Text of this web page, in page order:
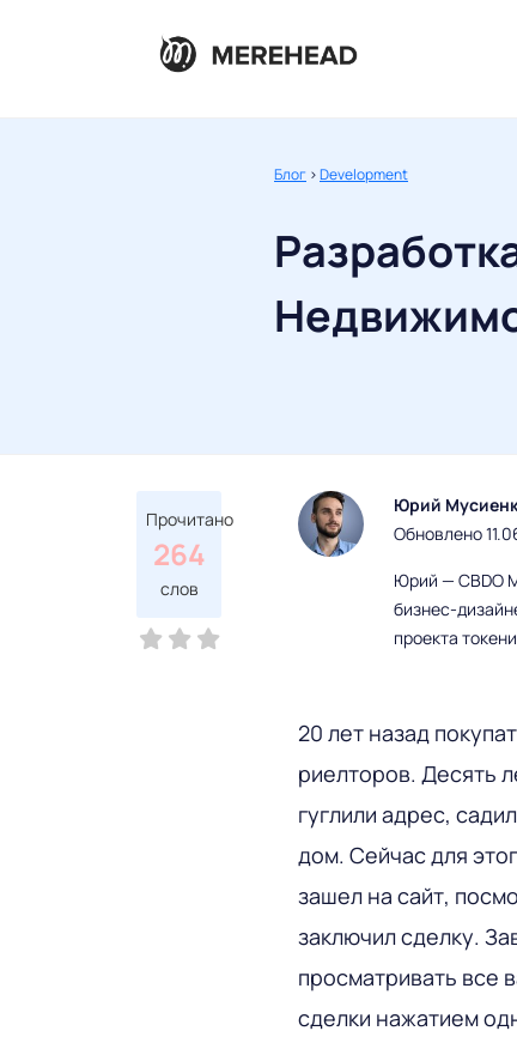
Блог >Development
Прочитано
264
слов
Юрий
Обновлено
Юрий — CBDO
бизнес-
проекта
20 лет назад
риелторов. Десять
гуглили адрес,
дом. Сейчас для
зашел на сайт,
заключил сделку.
просматривать все
сделки нажатием